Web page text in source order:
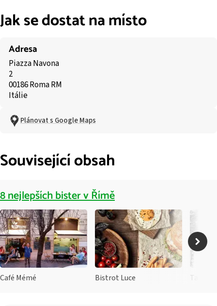
Jak se dostat na místo
Adresa
Piazza Navona
2
00186 Roma RM
Itálie
Plánovat s Google Maps
Související obsah
8 nejlepších bister v Římě
Café Mémé Bistrot Luce